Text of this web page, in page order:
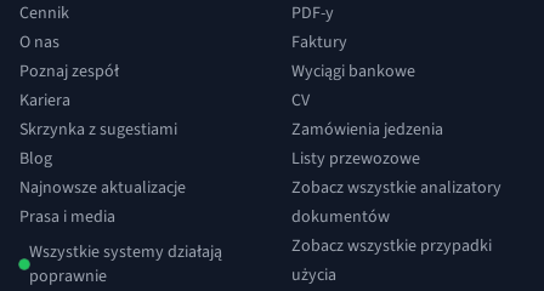
Cennik
O nas
Poznaj zespół
Kariera
Skrzynka z sugestiami
Blog
Najnowsze aktualizacje
Prasa i media
Wszystkie systemy działają
poprawnie
PDF-y
Faktury
Wyciągi bankowe
CV
Zamówienia jedzenia
Listy przewozowe
Zobacz wszystkie analizatory
dokumentów
Zobacz wszystkie przypadki
użycia